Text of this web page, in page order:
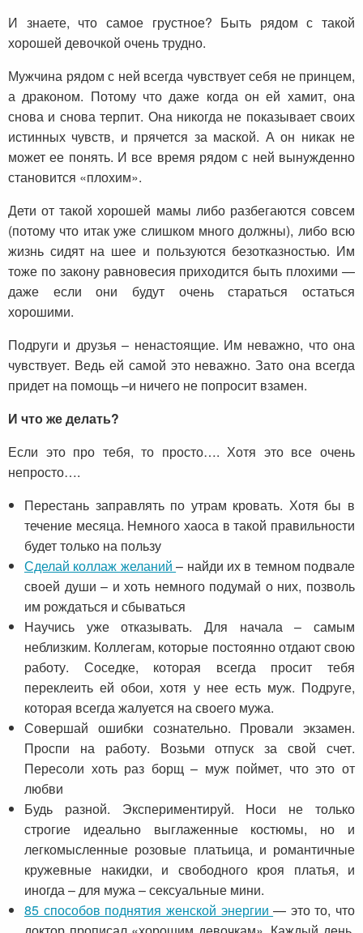
И знаете, что самое грустное? Быть рядом с такой
хорошей девочкой очень трудно.
Мужчина рядом с ней всегда чувствует себя не принцем,
а драконом. Потому что даже когда он ей хамит, она
снова и снова терпит. Она никогда не показывает своих
истинных чувств, и прячется за маской. А он никак не
может ее понять. И все время рядом с ней вынужденно
становится «плохим».
Дети от такой хорошей мамы либо разбегаются совсем
(потому что итак уже слишком много должны), либо всю
жизнь сидят на шее и пользуются безотказностью. Им
тоже по закону равновесия приходится быть плохими —
даже если они будут очень стараться остаться
хорошими.
Подруги и друзья – ненастоящие. Им неважно, что она
чувствует. Ведь ей самой это неважно. Зато она всегда
придет на помощь –и ничего не попросит взамен.
И что же делать?
Если это про тебя, то просто…. Хотя это все очень
непросто….
Перестань заправлять по утрам кровать. Хотя бы в
течение месяца. Немного хаоса в такой правильности
будет только на пользу
Сделай коллаж желаний– найди их в темном подвале
своей души – и хоть немного подумай о них, позволь
им рождаться и сбываться
Научись уже отказывать. Для начала – самым
неблизким. Коллегам, которые постоянно отдают свою
работу. Соседке, которая всегда просит тебя
переклеить ей обои, хотя у нее есть муж. Подруге,
которая всегда жалуется на своего мужа.
Совершай ошибки сознательно. Провали экзамен.
Проспи на работу. Возьми отпуск за свой счет.
Пересоли хоть раз борщ – муж поймет, что это от
любви
Будь разной. Экспериментируй. Носи не только
строгие идеально выглаженные костюмы, но и
легкомысленные розовые платьица, и романтичные
кружевные накидки, и свободного кроя платья, и
иногда – для мужа – сексуальные мини.
85 способов поднятия женской энергии— это то, что